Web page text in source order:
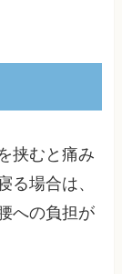
挟むと痛み
る場合は、
への負担が